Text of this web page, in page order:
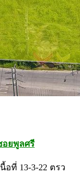
อยพูลศรี
ที่ 13-3-22 ตรว